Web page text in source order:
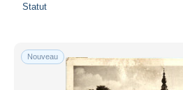
Statut
Nouveau